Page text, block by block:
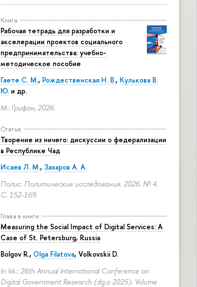
Книга
Рабочая тетрадь для разработки и
акселерации проектов социального
предпринимательства: учебно-
методическое пособие
Гаете С. М., Рождественская Н. В., Кулькова В.
Ю. и др.
М.: Грифон, 2026.
Статья
Творение из ничего: дискуссии о федерализации
в Республике Чад
Исаев Л. М., Захаров А. А.
Полис. Политические исследования. 2026. № 4.
С. 152-169.
Глава в книге
Measuring the Social Impact of Digital Services: A
Case of St. Petersburg, Russia
Bolgov R., Olga Filatova, Volkovskii D.
In bk.: 26th Annual International Conference on
Digital Government Research (dg.o 2025). Volume